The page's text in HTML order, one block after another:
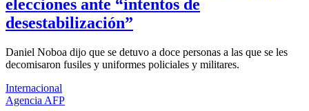
elecciones ante “intentos de
desestabilización”
Daniel Noboa dijo que se detuvo a doce personas a las que se les
decomisaron fusiles y uniformes policiales y militares.
Internacional
Agencia AFP